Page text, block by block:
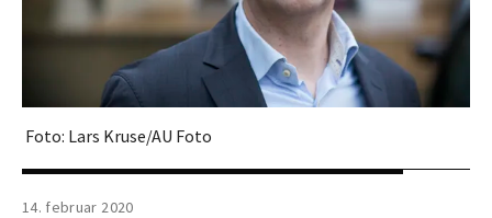
Foto: Lars Kruse/AU Foto
14. februar 2020